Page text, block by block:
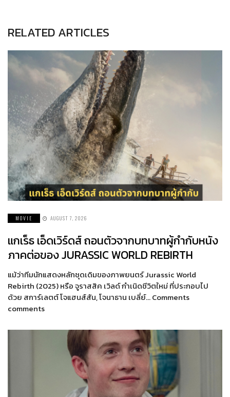
RELATED ARTICLES
MOVIE AUGUST 7, 2026
แกเร็ธ เอ็ดเวิร์ดส์ ถอนตัวจากบทบาทผู้กำกับหนัง
ภาคต่อของ JURASSIC WORLD REBIRTH
แม้ว่าทีมนักแสดงหลักชุดเดิมของภาพยนตร์ Jurassic World
Rebirth (2025) หรือ จูราสสิค เวิลด์ กำเนิดชีวิตใหม่ ที่ประกอบไป
ด้วย สการ์เลตต์ โจแฮนส์สัน, โจนาธาน เบลี่ย์… Comments
comments